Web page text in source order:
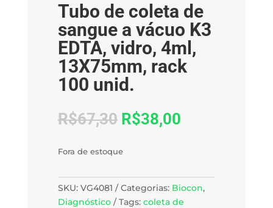
Tubo de coleta de
sangue a vácuo K3
EDTA, vidro, 4ml,
13X75mm, rack
100 unid.
R$67,30 R$38,00
Fora de estoque
SKU: VG4081 Categorias: Biocon,
Diagnóstico
Tags: coleta de